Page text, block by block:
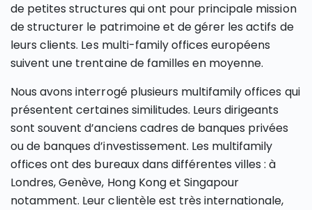
de petites structures qui ont pour principale mission
de structurer le patrimoine et de gérer les actifs de
leurs clients. Les multi-family offices européens
suivent une trentaine de familles en moyenne.
Nous avons interrogé plusieurs multifamily offices qui
présentent certaines similitudes. Leurs dirigeants
sont souvent d’anciens cadres de banques privées
ou de banques d’investissement. Les multifamily
offices ont des bureaux dans différentes villes : à
Londres, Genève, Hong Kong et Singapour
notamment. Leur clientèle est très internationale,